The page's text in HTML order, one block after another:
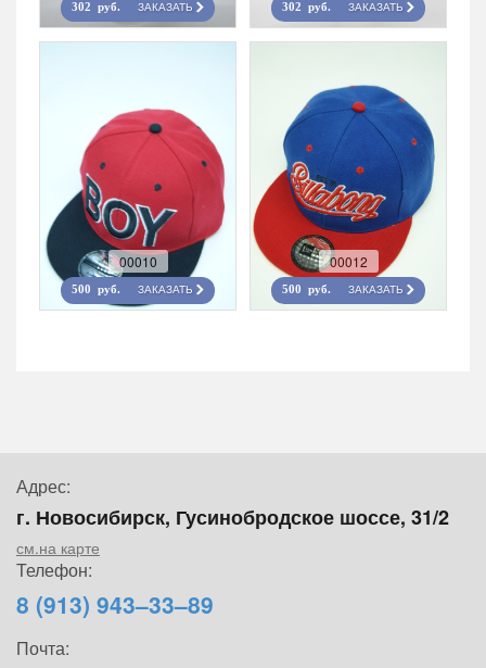
302 руб. ЗАКАЗАТЬ 302 руб. ЗАКАЗАТЬ
00010
500 руб. ЗАКАЗАТЬ
00012
500 руб. ЗАКАЗАТЬ
Адрес:
г. Новосибирск, Гусинобродское шоссе, 31/2
см.на карте
Телефон:
8 (913) 943–33–89
Почта: